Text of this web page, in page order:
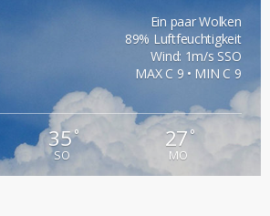
Ein paar Wolken
89% Luftfeuchtigkeit
Wind: 1m/s SSO
MAX C 9 • MIN C 9
35°
SO
27°
MO